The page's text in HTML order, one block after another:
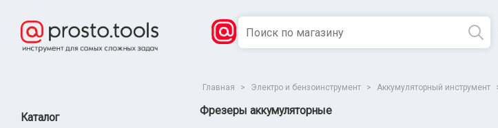
Каталог
Главная > Электро и бензоинструмент > Аккумуляторный инструмент
Фрезеры аккумуляторные